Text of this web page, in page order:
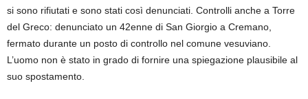
si sono rifiutati e sono stati così denunciati. Controlli anche a Torre
del Greco: denunciato un 42enne di San Giorgio a Cremano,
fermato durante un posto di controllo nel comune vesuviano.
L’uomo non è stato in grado di fornire una spiegazione plausibile al
suo spostamento.